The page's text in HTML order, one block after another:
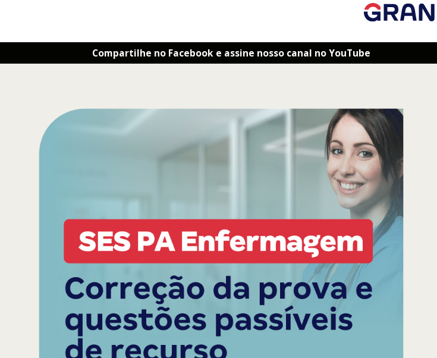
Compartilhe no Facebook e assine nosso canal no YouTube